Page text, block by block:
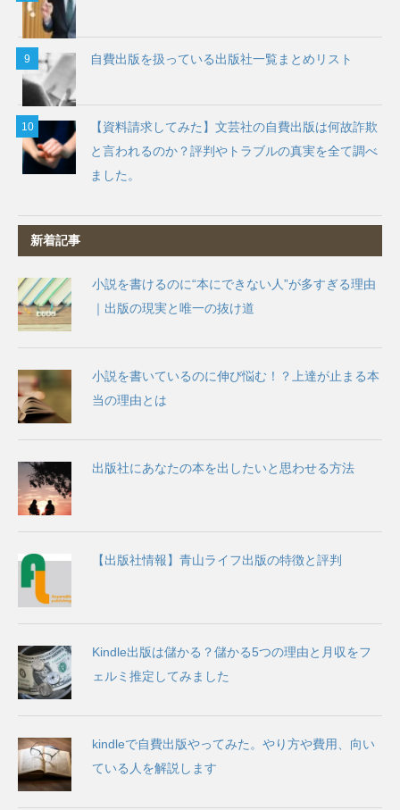
自費出版を扱っている出版社一覧まとめリスト
【資料請求してみた】文芸社の自費出版は何故詐欺
と言われるのか？評判やトラブルの真実を全て調べ
ました。
新着記事
小説を書けるのに“本にできない人”が多すぎる理由
｜出版の現実と唯一の抜け道
小説を書いているのに伸び悩む！？上達が止まる本
当の理由とは
出版社にあなたの本を出したいと思わせる方法
【出版社情報】青山ライフ出版の特徴と評判
Kindle出版は儲かる？儲かる5つの理由と月収をフ
ェルミ推定してみました
kindleで自費出版やってみた。やり方や費用、向い
ている人を解説します